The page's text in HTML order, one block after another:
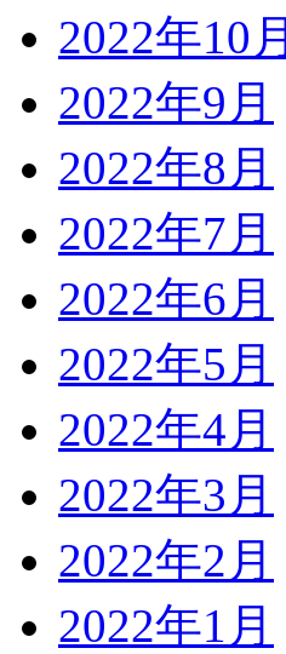
2022年10月
2022年9月
2022年8月
2022年7月
2022年6月
2022年5月
2022年4月
2022年3月
2022年2月
2022年1月